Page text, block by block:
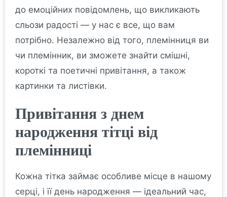
до емоційних повідомлень, що викликають
сльози радості — у нас є все, що вам
потрібно. Незалежно від того, племінниця ви
чи племінник, ви зможете знайти смішні,
короткі та поетичні привітання, а також
картинки та листівки.
Привітання з днем
народження тітці від
племінниці
Кожна тітка займає особливе місце в нашому
серці, і її день народження — ідеальний час,